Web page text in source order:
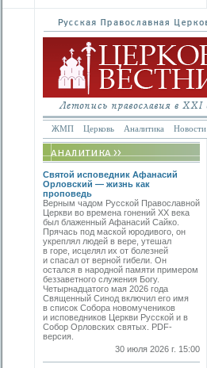
ЖМП Церковь Аналитика Новости
Святой исповедник Афанасий
Орловский — жизнь как
проповедь
Верным чадом Русской Православной
Церкви во времена гонений XX века
был блаженный Афанасий Сайко.
Прячась под маской юродивого, он
укреплял людей в вере, утешал
в горе, исцелял их от болезней
и спасал от верной гибели. Он
остался в народной памяти примером
беззаветного служения Богу.
Четырнадцатого мая 2026 года
Священный Синод включил его имя
в список Собора новомучеников
и исповедников Церкви Русской и в
Собор Орловских святых. PDF-
версия.
30 июля 2026 г. 15:00